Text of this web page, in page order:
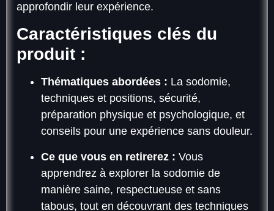
approfondir leur expérience.
Caractéristiques clés du
produit :
Thématiques abordées : La sodomie,
techniques et positions, sécurité,
préparation physique et psychologique, et
conseils pour une expérience sans douleur.
Ce que vous en retirerez : Vous
apprendrez à explorer la sodomie de
manière saine, respectueuse et sans
tabous, tout en découvrant des techniques